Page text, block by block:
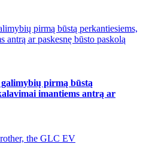
pirmą būstą perkantiesiems,
antrą ar paskesnę būsto paskolą
pirmą būstą
imantiems antrą ar
the GLC EV